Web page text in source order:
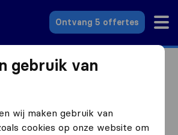
Ontvang 5 offertes
Verhuisbedrijven Rijnsburg
in Rijnsburg
in Rijnsburg
gebruik van
wij maken gebruik van
cookies op onze website om